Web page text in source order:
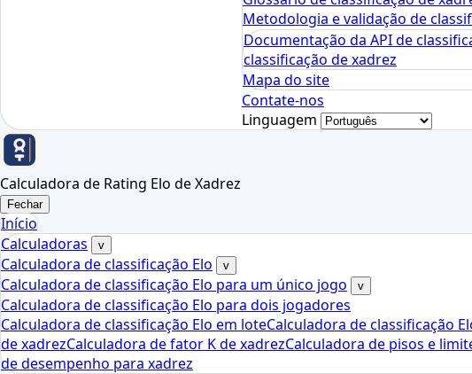
Metodologia e validação de
Documentação da API de
classificação de xadrez
Mapa do site
Contate-nos
Linguagem
Calculadora de Rating Elo de Xadrez
Fechar
Início
Calculadoras
v
Calculadora de classificação Elo v
Calculadora de classificação Elo para um único jogo v
Calculadora de classificação Elo para dois jogadores
Calculadora de classificação Elo em loteCalculadora de classificação
de xadrezCalculadora de fator K de xadrezCalculadora de pisos e
de desempenho para xadrez